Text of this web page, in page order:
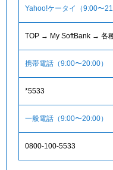
Yahoo!ケータイ（9:00〜
TOP → My SoftBank → 各
携帯電話（9:00〜20:00）
*5533
一般電話（9:00〜20:00）
0800-100-5533